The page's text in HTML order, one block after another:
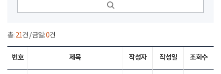
총:21건 / 금일:0건
번호 제목 작성자 작성일 조회수